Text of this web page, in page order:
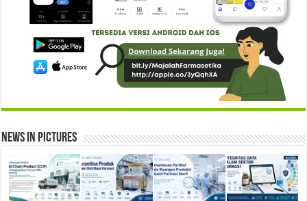
News in Pictures